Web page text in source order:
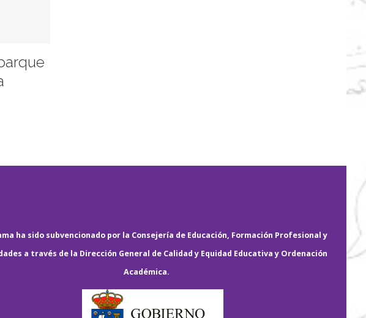
ha sido subvencionado por la Consejería de Educación, Formación Profesional y
a través de la Dirección General de Calidad y Equidad Educativa y Ordenación
Académica.